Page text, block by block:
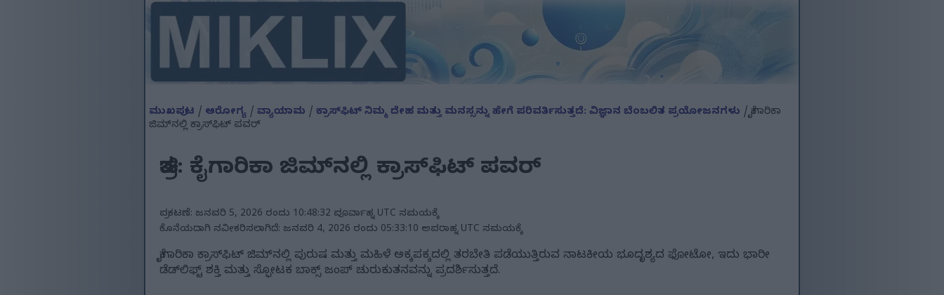
ಮುಖಪುಟ / ಆರೋಗ್ಯ / ವ್ಯಾಯಾಮ / ಕ್ರಾಸ್‌ಫಿಟ್ ನಿಮ್ಮ ದೇಹ ಮತ್ತು ಮನಸ್ಸನ್ನು ಹೇಗೆ ಪರಿವರ್ತಿಸುತ್ತದೆ: ವಿಜ್ಞಾನ ಬೆಂಬಲಿತ ಪ್ರಯೋಜನಗಳು / ಕೈಗಾರಿಕಾ
ಜಿಮ್‌ನಲ್ಲಿ ಕ್ರಾಸ್‌ಫಿಟ್ ಪವರ್
ಚಿತ್ರ: ಕೈಗಾರಿಕಾ ಜಿಮ್‌ನಲ್ಲಿ ಕ್ರಾಸ್‌ಫಿಟ್ ಪವರ್
ಪ್ರಕಟಣೆ: ಜನವರಿ 5, 2026 ರಂದು 10:48:32 ಪೂರ್ವಾಹ್ನ UTC ಸಮಯಕ್ಕೆ
ಕೊನೆಯದಾಗಿ ನವೀಕರಿಸಲಾಗಿದೆ: ಜನವರಿ 4, 2026 ರಂದು 05:33:10 ಅಪರಾಹ್ನ UTC ಸಮಯಕ್ಕೆ
ಕೈಗಾರಿಕಾ ಕ್ರಾಸ್‌ಫಿಟ್ ಜಿಮ್‌ನಲ್ಲಿ ಪುರುಷ ಮತ್ತು ಮಹಿಳೆ ಅಕ್ಕಪಕ್ಕದಲ್ಲಿ ತರಬೇತಿ ಪಡೆಯುತ್ತಿರುವ ನಾಟಕೀಯ ಭೂದೃಶ್ಯದ ಫೋಟೋ, ಇದು ಭಾರೀ
ಡೆಡ್‌ಲಿಫ್ಟ್ ಶಕ್ತಿ ಮತ್ತು ಸ್ಫೋಟಕ ಬಾಕ್ಸ್ ಜಂಪ್ ಚುರುಕುತನವನ್ನು ಪ್ರದರ್ಶಿಸುತ್ತದೆ.